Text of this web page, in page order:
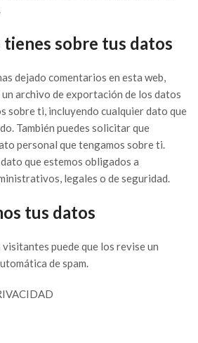
sobre tus datos
dejado comentarios en esta web,
archivo de exportación de los datos
sobre ti, incluyendo cualquier dato que
También puedes solicitar que
personal que tengamos sobre ti.
que estemos obligados a
legales o de seguridad.
tus datos
puede que los revise un
de spam.